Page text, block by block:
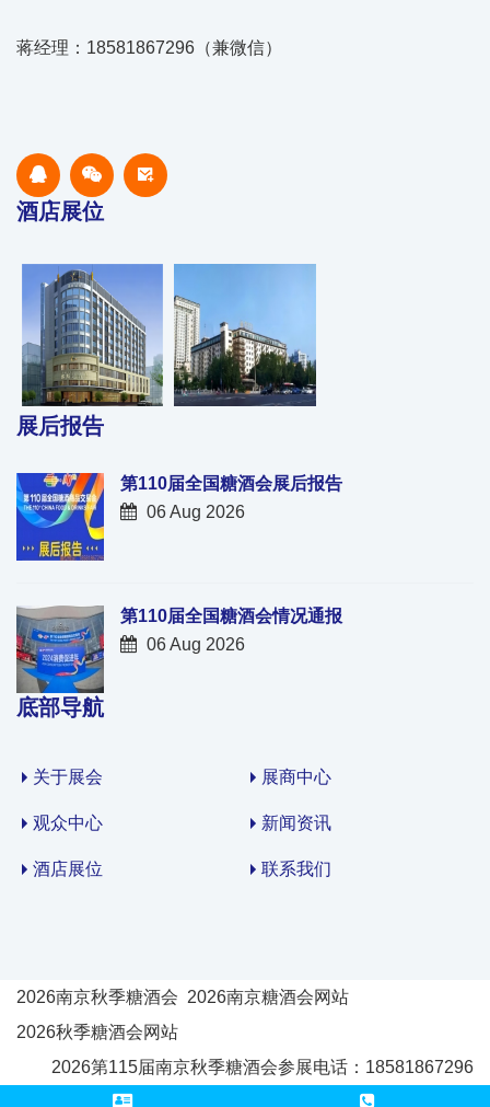
蒋经理：18581867296（兼微信）
酒店展位
展后报告
第110届全国糖酒会展后报告
06 Aug 2026
第110届全国糖酒会情况通报
06 Aug 2026
底部导航
关于展会 展商中心
观众中心 新闻资讯
酒店展位 联系我们
2026南京秋季糖酒会 2026南京糖酒会网站
2026秋季糖酒会网站
2026第115届南京秋季糖酒会参展电话：18581867296